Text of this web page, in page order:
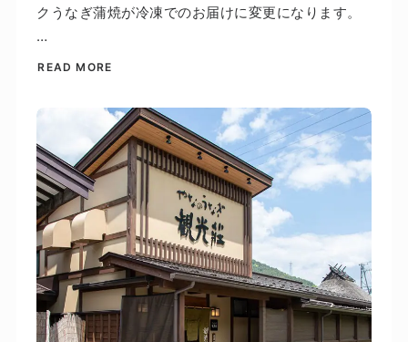
クうなぎ蒲焼が冷凍でのお届けに変更になります。
…
READ MORE